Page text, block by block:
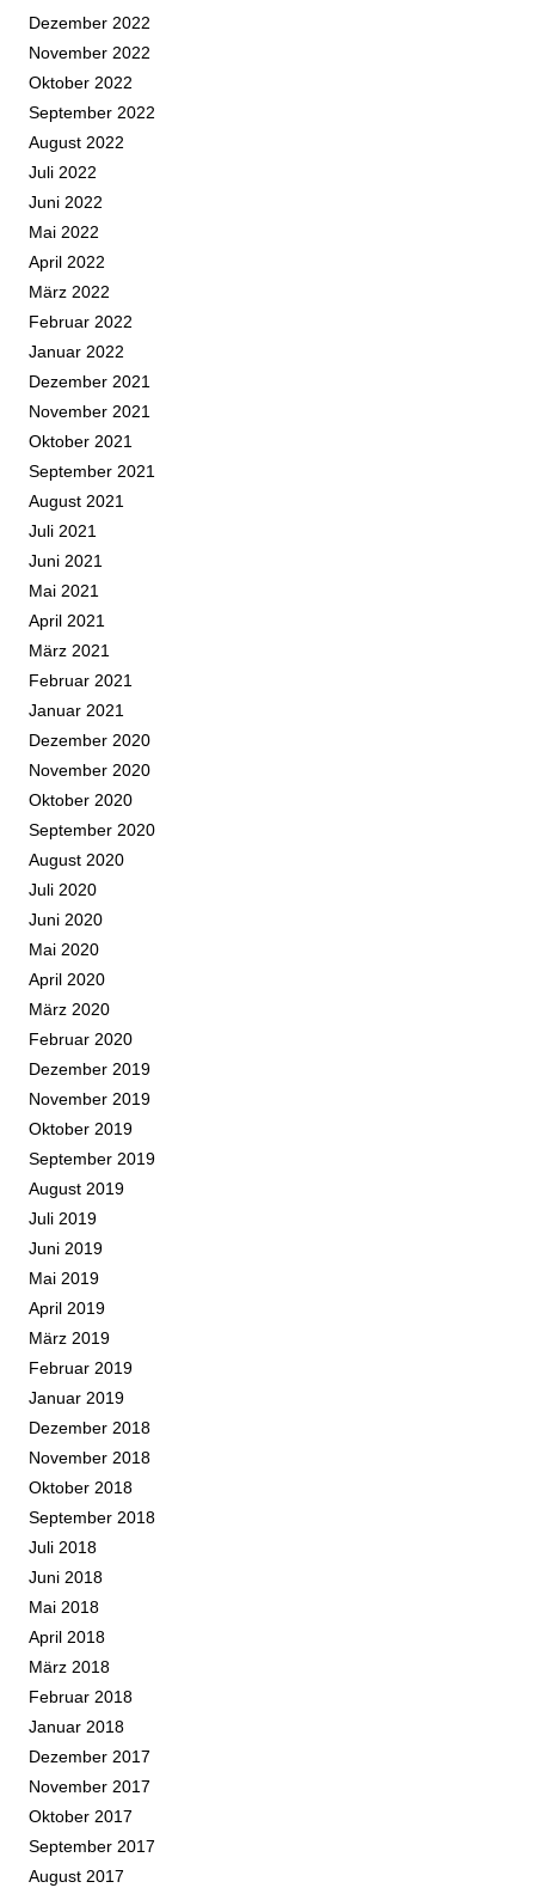
Dezember 2022
November 2022
Oktober 2022
September 2022
August 2022
Juli 2022
Juni 2022
Mai 2022
April 2022
März 2022
Februar 2022
Januar 2022
Dezember 2021
November 2021
Oktober 2021
September 2021
August 2021
Juli 2021
Juni 2021
Mai 2021
April 2021
März 2021
Februar 2021
Januar 2021
Dezember 2020
November 2020
Oktober 2020
September 2020
August 2020
Juli 2020
Juni 2020
Mai 2020
April 2020
März 2020
Februar 2020
Dezember 2019
November 2019
Oktober 2019
September 2019
August 2019
Juli 2019
Juni 2019
Mai 2019
April 2019
März 2019
Februar 2019
Januar 2019
Dezember 2018
November 2018
Oktober 2018
September 2018
Juli 2018
Juni 2018
Mai 2018
April 2018
März 2018
Februar 2018
Januar 2018
Dezember 2017
November 2017
Oktober 2017
September 2017
August 2017